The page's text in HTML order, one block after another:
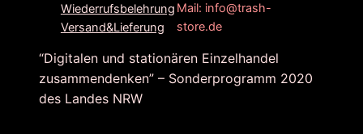
Wiederrufsbelehrung
Versand&Lieferung
Mail: info@trash-
store.de
“Digitalen und stationären Einzelhandel
zusammendenken” – Sonderprogramm 2020
des Landes NRW